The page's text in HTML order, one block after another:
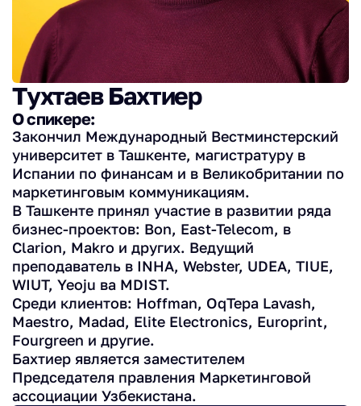
Тухтаев Бахтиер
О спикере:
Закончил Международный Вестминстерский
университет в Ташкенте, магистратуру в
Испании по финансам и в Великобритании по
маркетинговым коммуникациям.
В Ташкенте принял участие в развитии ряда
бизнес-проектов: Bon, East-Telecom, в
Clarion, Makro и других. Ведущий
преподаватель в INHA, Webster, UDEA, TIUE,
WIUT, Yeoju ва MDIST.
Среди клиентов: Hoffman, OqTepa Lavash,
Maestro, Madad, Elite Electronics, Europrint,
Fourgreen и другие.
Бахтиер является заместителем
Председателя правления Маркетинговой
ассоциации Узбекистана.